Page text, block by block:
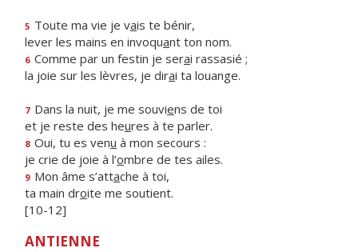
5 Toute ma vie je vais te bénir,
lever les mains en invoquant ton nom.
6 Comme par un festin je serai rassasié ;
la joie sur les lèvres, je dirai ta louange.
7 Dans la nuit, je me souviens de toi
et je reste des heures à te parler.
8 Oui, tu es venu à mon secours :
je crie de joie à l’ombre de tes ailes.
9 Mon âme s’attache à toi,
ta main droite me soutient.
[10-12]
ANTIENNE